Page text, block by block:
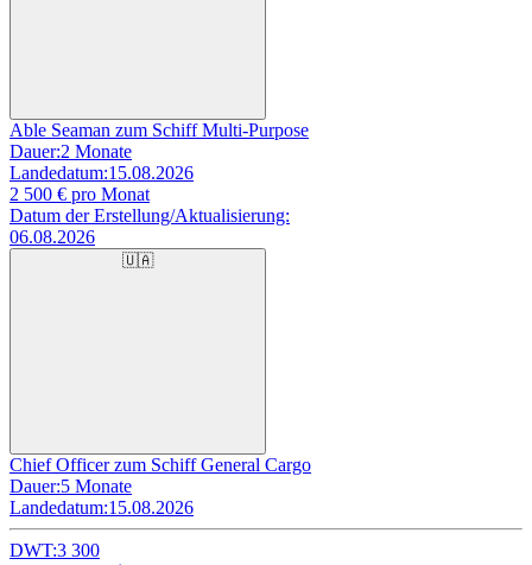
Able Seaman zum Schiff Multi-Purpose
Dauer:2 Monate
Landedatum:15.08.2026
2 500 € pro Monat
Datum der Erstellung/Aktualisierung:
06.08.2026
🇺🇦
Chief Officer zum Schiff General Cargo
Dauer:5 Monate
Landedatum:15.08.2026
DWT:3 300